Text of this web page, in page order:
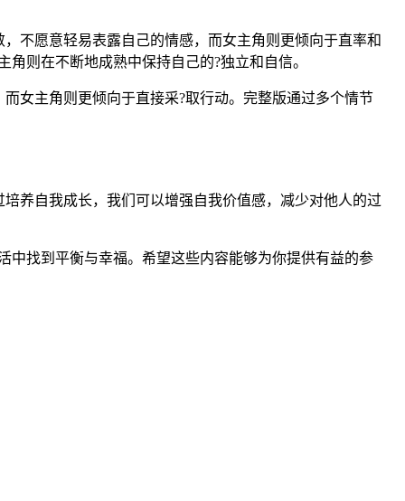
不愿意轻易表露自己的情感，而女主角则更倾向于直率和
则在不断地成熟中保持自己的?独立和自信。
女主角则更倾向于直接采?取行动。完整版通过多个情节
养自我成长，我们可以增强自我价值感，减少对他人的过
中找到平衡与幸福。希望这些内容能够为你提供有益的参